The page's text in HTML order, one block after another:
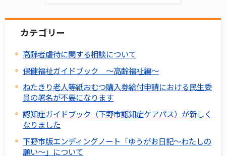
カテゴリー
高齢者虐待に関する相談について
保健福祉ガイドブック ～高齢福祉編～
ねたきり老人等紙おむつ購入券給付申請における民生委
員の署名が不要になります
認知症ガイドブック（下野市認知症ケアパス）が新しく
なりました
下野市版エンディングノート「ゆうがお日記～わたしの
願い～」について